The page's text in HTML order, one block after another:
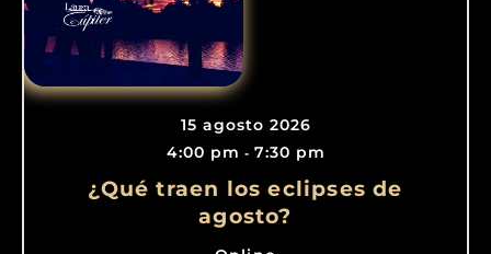
15 agosto 2026
4:00 pm - 7:30 pm
¿Qué traen los eclipses de
agosto?